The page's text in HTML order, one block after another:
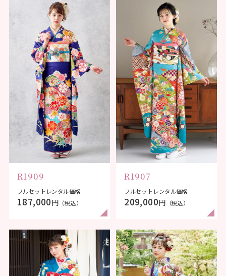
R1909
フルセットレンタル価格
187,000円 （税込）
R1907
フルセットレンタル価格
209,000円 （税込）